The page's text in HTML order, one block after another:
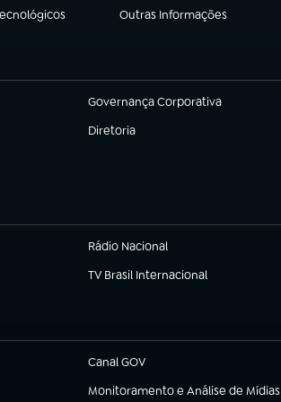
Outras Informações
(abre em nova aba)
Governança Corporativa
(abre em nova aba)
Diretoria
(abre em nova aba)
Rádio Nacional
TV Brasil Internacional
(abre em nova aba)
Canal GOV
(abre em nova aba)
Monitoramento e Análise de Mídias
(abre em nova aba)